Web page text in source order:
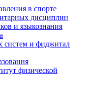
в спорте
дисциплин
и языкознания
систем и фиджитал
физической